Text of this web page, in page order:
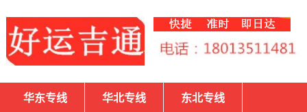
华东专线 华北专线 东北专线